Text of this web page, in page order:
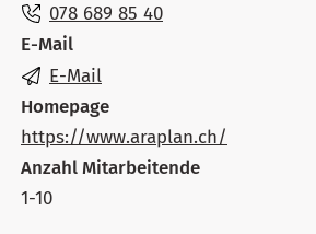
078 689 85 40
E-Mail
E-Mail
Homepage
https://www.araplan.ch/
Anzahl Mitarbeitende
1-10